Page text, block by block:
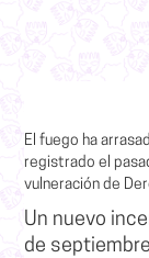
El fuego ha
registrado el
vulneración de
Un nuevo
de